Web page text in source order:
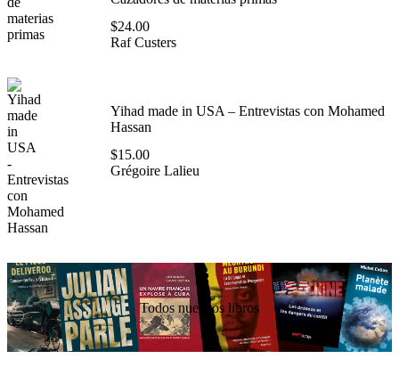
$24.00
Raf Custers
Yihad made in USA – Entrevistas con Mohamed
Hassan
$15.00
Grégoire Lalieu
Todos nuestros libros